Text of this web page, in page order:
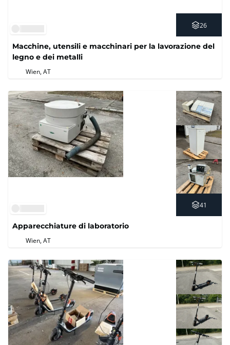
26
Macchine, utensili e macchinari per la lavorazione del
legno e dei metalli
Wien, AT
41
Apparecchiature di laboratorio
Wien, AT